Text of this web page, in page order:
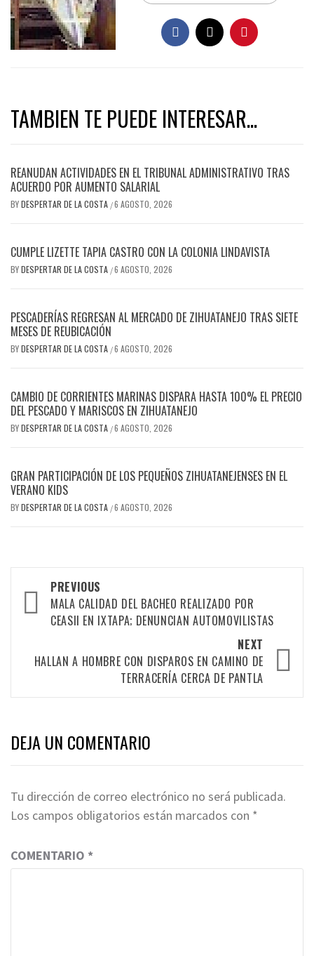
TAMBIEN TE PUEDE INTERESAR...
REANUDAN ACTIVIDADES EN EL TRIBUNAL ADMINISTRATIVO TRAS
ACUERDO POR AUMENTO SALARIAL
BYDESPERTAR DE LA COSTA /6 AGOSTO, 2026
CUMPLE LIZETTE TAPIA CASTRO CON LA COLONIA LINDAVISTA
BYDESPERTAR DE LA COSTA /6 AGOSTO, 2026
PESCADERÍAS REGRESAN AL MERCADO DE ZIHUATANEJO TRAS SIETE
MESES DE REUBICACIÓN
BYDESPERTAR DE LA COSTA /6 AGOSTO, 2026
CAMBIO DE CORRIENTES MARINAS DISPARA HASTA 100% EL PRECIO
DEL PESCADO Y MARISCOS EN ZIHUATANEJO
BYDESPERTAR DE LA COSTA /6 AGOSTO, 2026
GRAN PARTICIPACIÓN DE LOS PEQUEÑOS ZIHUATANEJENSES EN EL
VERANO KIDS
BYDESPERTAR DE LA COSTA /6 AGOSTO, 2026
Post
navigation
PREVIOUS
MALA CALIDAD DEL BACHEO REALIZADO POR
CEASII EN IXTAPA; DENUNCIAN AUTOMOVILISTAS
NEXT
HALLAN A HOMBRE CON DISPAROS EN CAMINO DE
TERRACERÍA CERCA DE PANTLA
DEJA UN COMENTARIO
Tu dirección de correo electrónico no será publicada.
Los campos obligatorios están marcados con *
COMENTARIO *